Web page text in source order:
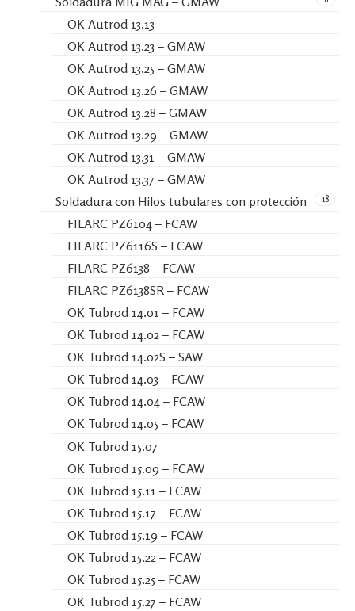
OK Autrod 13.13
OK Autrod 13.23 – GMAW
OK Autrod 13.25 – GMAW
OK Autrod 13.26 – GMAW
OK Autrod 13.28 – GMAW
OK Autrod 13.29 – GMAW
OK Autrod 13.31 – GMAW
OK Autrod 13.37 – GMAW
18
Soldadura con Hilos tubulares con protección
FILARC PZ6104 – FCAW
FILARC PZ6116S – FCAW
FILARC PZ6138 – FCAW
FILARC PZ6138SR – FCAW
OK Tubrod 14.01 – FCAW
OK Tubrod 14.02 – FCAW
OK Tubrod 14.02S – SAW
OK Tubrod 14.03 – FCAW
OK Tubrod 14.04 – FCAW
OK Tubrod 14.05 – FCAW
OK Tubrod 15.07
OK Tubrod 15.09 – FCAW
OK Tubrod 15.11 – FCAW
OK Tubrod 15.17 – FCAW
OK Tubrod 15.19 – FCAW
OK Tubrod 15.22 – FCAW
OK Tubrod 15.25 – FCAW
OK Tubrod 15.27 – FCAW